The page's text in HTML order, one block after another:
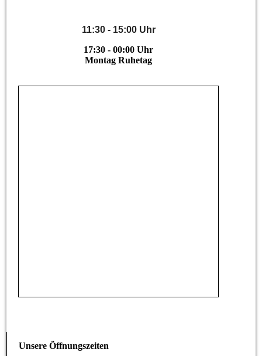
11:30 - 15:00 Uhr
17:30 - 00:00 Uhr
Montag Ruhetag
Unsere Öffnungszeiten